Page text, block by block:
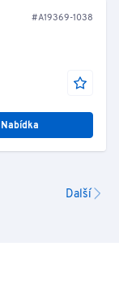
#A19369-1038
Nabídka
Další